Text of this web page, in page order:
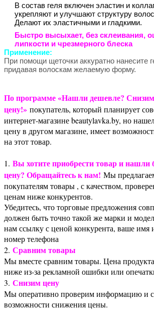
В состав геля включен эластин и
укрепляют и улучшают структуру
Делают их эластичными и гладкими.
Быстро высыхает, без склеивания,
липкости и чрезмерного блеска
Применение:
При помощи щеточки аккуратно нанесите
придавая волоскам желаемую форму.
По программе «Нашли дешевле? Снизим
цену!» покупатель, который планирует
интернет-магазине beautylavka.by, но
цену в другом магазине, имеет
на этот товар.
1. Вы хотите приобрести товар и нашли
цену? Обращайтесь к нам! Мы
покупателям товары , с качеством,
ценам ниже конкурентов.
Убедитесь, что торговые предложения
должен быть точно такой же марки и
нам ссылку с ценой конкурента, ваше
номер телефона
2. Сравним товары
Мы вместе сравним товары. Цена
ниже из-за рекламной ошибки или
3. Снизим цену
Мы оперативно проверим информацию и
возможности снижения цены.